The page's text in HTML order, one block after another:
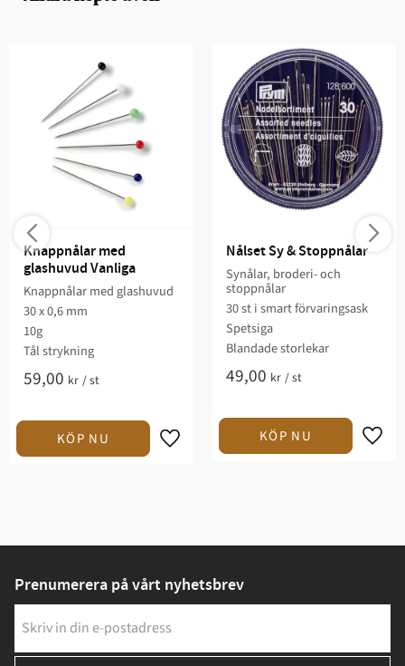
Knappnålar med
glashuvud Vanliga
Knappnålar med glashuvud
30 x 0,6 mm
10g
Tål strykning
59,00 kr /st
Nålset Sy & Stoppnålar
Synålar, broderi- och
stoppnålar
30 st i smart förvaringsask
Spetsiga
Blandade storlekar
49,00 kr /st
Prenumerera på vårt nyhetsbrev